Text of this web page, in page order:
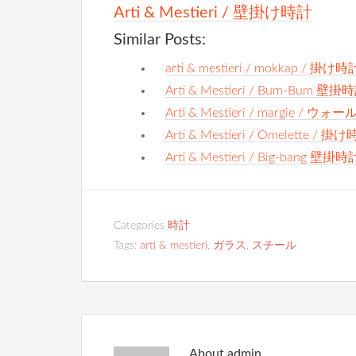
Arti & Mestieri / 壁掛け時計
Similar Posts:
arti & mestieri / mokkap / 掛け時
Arti & Mestieri / Bum-Bum 壁掛
Arti & Mestieri / margie / ウォー
Arti & Mestieri / Omelette / 掛け
Arti & Mestieri / Big-bang 壁掛時
Categories 時計
Tags: arti & mestieri, ガラス , スチール